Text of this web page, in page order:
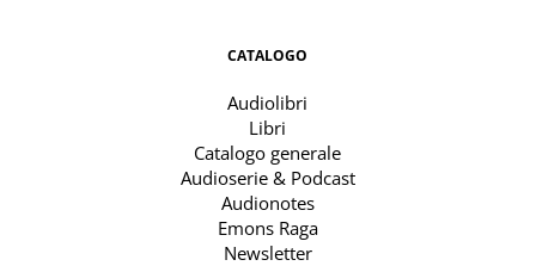
CATALOGO
Audiolibri
Libri
Catalogo generale
Audioserie & Podcast
Audionotes
Emons Raga
Newsletter